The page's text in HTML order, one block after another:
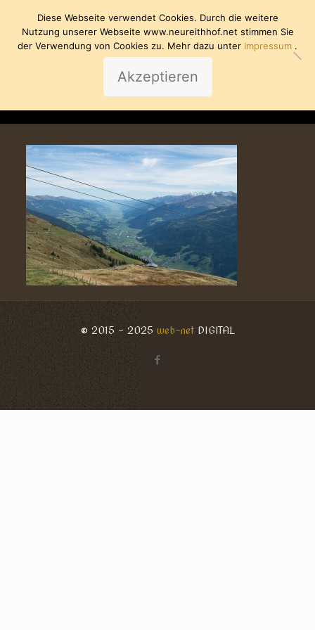
wildkogel
© 2015 - 2025 web-netDIGITAL
Diese Webseite verwendet Cookies. Durch die weitere
Nutzung unserer Webseite www.neureithhof.net stimmen Sie
der Verwendung von Cookies zu. Mehr dazu unter Impressum .
Akzeptieren